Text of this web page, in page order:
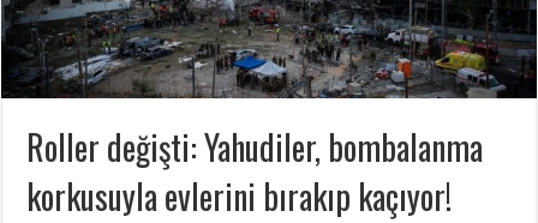
Roller değişti: Yahudiler, bombalanma
korkusuyla evlerini bırakıp kaçıyor!